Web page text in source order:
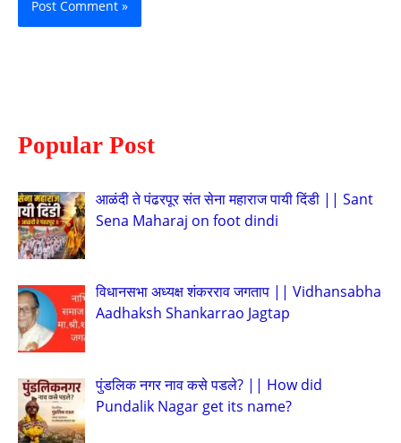
Popular Post
आळंदी ते पंढरपूर संत सेना महाराज पायी दिंडी || Sant
Sena Maharaj on foot dindi
विधानसभा अध्यक्ष शंकरराव जगताप || Vidhansabha
Aadhaksh Shankarrao Jagtap
पुंडलिक नगर नाव कसे पडले? || How did
Pundalik Nagar get its name?